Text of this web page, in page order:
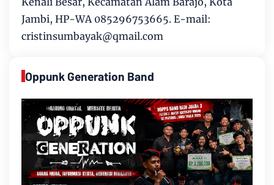
Jambi, HP-WA 085296753665. E-mail:
cristinsumbayak@qmail.com
Oppunk Generation Band